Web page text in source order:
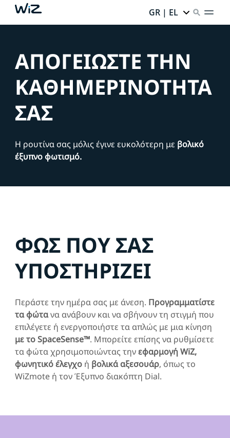
GR | EL
ΑΠΟΓΕΙΩΣΤΕ ΤΗΝ
ΚΑΘΗΜΕΡΙΝΟΤΗΤΑ
ΣΑΣ
Η ρουτίνα σας μόλις έγινε ευκολότερη με βολικό
έξυπνο φωτισμό.
ΦΩΣ ΠΟΥ ΣΑΣ
ΥΠΟΣΤΗΡΙΖΕΙ
Περάστε την ημέρα σας με άνεση. Προγραμματίστε
τα φώτανα ανάβουν και να σβήνουν τη στιγμή που
επιλέγετε ή ενεργοποιήστε τα απλώς με μια κίνηση
με το SpaceSense™. Μπορείτε επίσης να ρυθμίσετε
τα φώτα χρησιμοποιώντας τηνεφαρμογή WiZ,
φωνητικό έλεγχοή βολικά αξεσουάρ, όπως το
WiZmote ή τον Έξυπνο διακόπτη Dial.